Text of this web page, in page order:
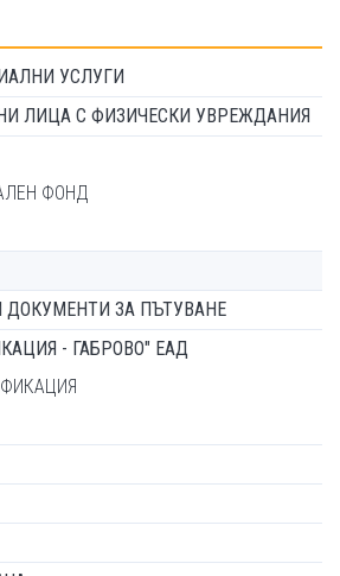
УСЛУГИ
ЛИЦА С ФИЗИЧЕСКИ УВРЕЖДАНИЯ
ФОНД
ЗА ПЪТУВАНЕ
- ГАБРОВО" ЕАД